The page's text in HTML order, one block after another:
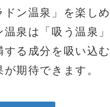
ドン温泉」を楽し
温泉は「吸う温泉
する成分を吸い込
期待できます。